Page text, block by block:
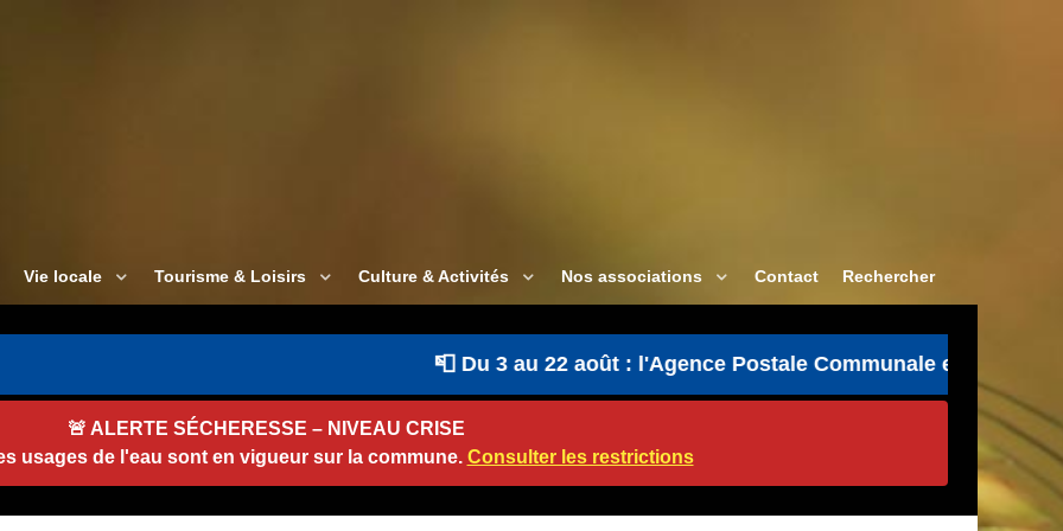
Vie locale Tourisme & Loisirs Culture & Activités Nos associations Contact Rechercher
📮 Du 3 au 22 août : l'Agence Postale Communale est ouverte
🚨 ALERTE SÉCHERESSE – NIVEAU CRISE
usages de l'eau sont en vigueur sur la commune. Consulter les restrictions